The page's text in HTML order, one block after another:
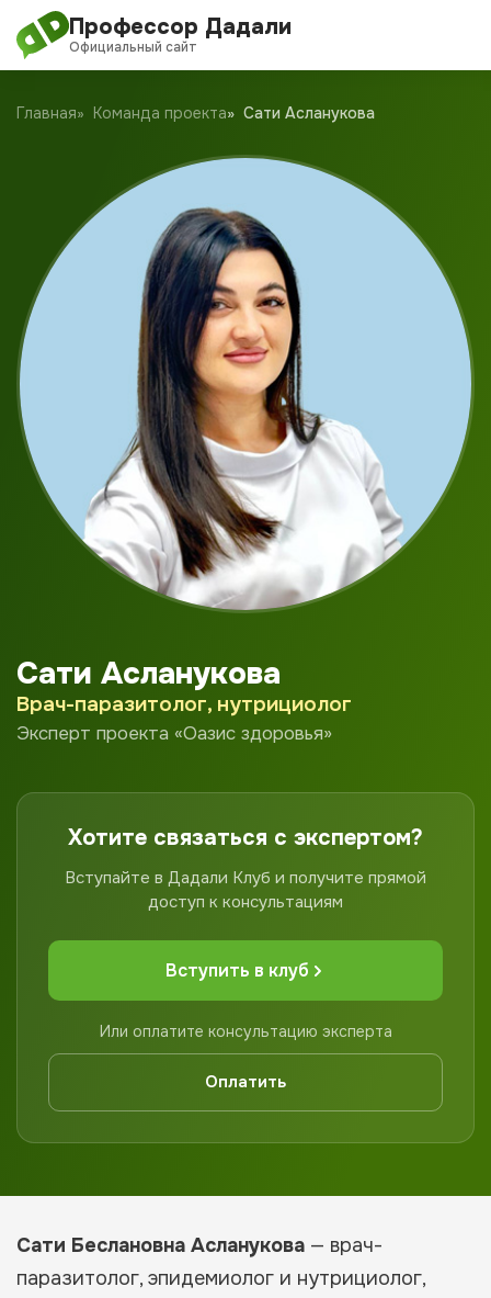
Профессор Дадали
Официальный сайт
О проекте
Дадали Чат
Клуб
Главная Команда проекта Сати Асланукова
Сати Асланукова
Врач-паразитолог, нутрициолог
Эксперт проекта «Оазис здоровья»
Хотите связаться с экспертом?
Вступайте в Дадали Клуб и получите прямой
доступ к консультациям
Вступить в клуб
Или оплатите консультацию эксперта
Оплатить
Сати Беслановна Асланукова — врач-
паразитолог, эпидемиолог и нутрициолог,